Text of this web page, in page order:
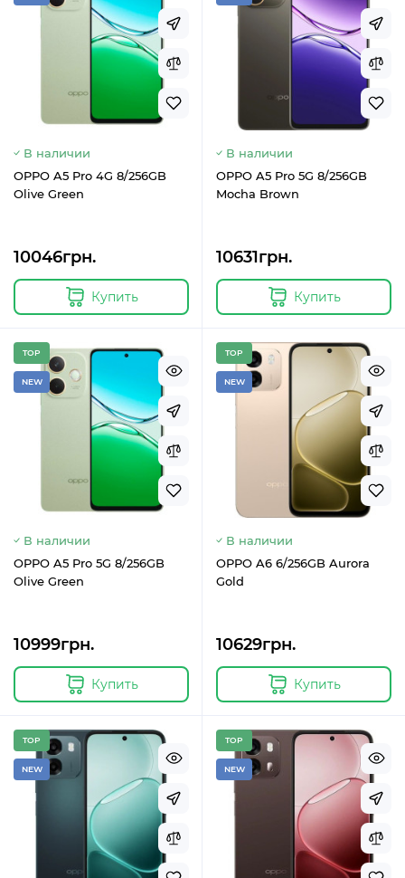
В наличии
OPPO A5 Pro 4G 8/256GB
Olive Green
10046грн.
Купить
В наличии
OPPO A5 Pro 5G 8/256GB
Mocha Brown
10631грн.
Купить
TOP
NEW
В наличии
OPPO A5 Pro 5G 8/256GB
Olive Green
10999грн.
Купить
TOP
NEW
В наличии
OPPO A6 6/256GB Aurora
Gold
10629грн.
Купить
TOP
NEW
TOP
NEW